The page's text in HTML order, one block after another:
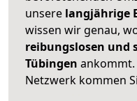
unsere langjährige
wissen wir genau,
reibungslosen und
Tübingen
Netzwerk kommen